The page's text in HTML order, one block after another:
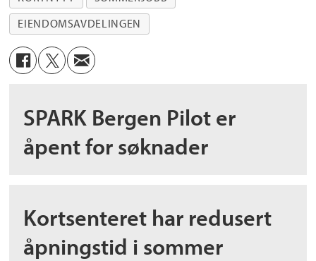
EIENDOMSAVDELINGEN
SPARK Bergen Pilot er
åpent for søknader
Kortsenteret har redusert
åpningstid i sommer